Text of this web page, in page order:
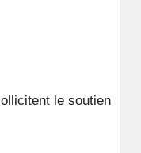
le soutien